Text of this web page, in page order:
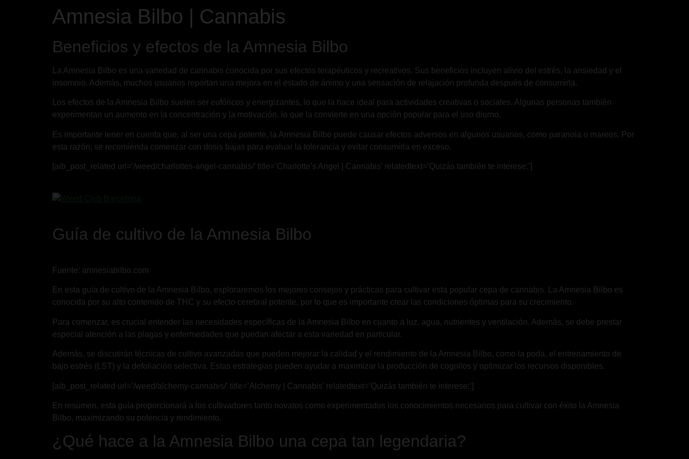
Amnesia Bilbo | Cannabis
Beneficios y efectos de la Amnesia Bilbo
La Amnesia Bilbo es una variedad de cannabis conocida por sus efectos terapéuticos y recreativos. Sus beneficios incluyen alivio del estrés, la ansiedad y el
insomnio. Además, muchos usuarios reportan una mejora en el estado de ánimo y una sensación de relajación profunda después de consumirla.
Los efectos de la Amnesia Bilbo suelen ser eufóricos y energizantes, lo que la hace ideal para actividades creativas o sociales. Algunas personas también
experimentan un aumento en la concentración y la motivación, lo que la convierte en una opción popular para el uso diurno.
Es importante tener en cuenta que, al ser una cepa potente, la Amnesia Bilbo puede causar efectos adversos en algunos usuarios, como paranoia o mareos. Por
esta razón, se recomienda comenzar con dosis bajas para evaluar la tolerancia y evitar consumirla en exceso.
[aib_post_related url=’/weed/charlottes-angel-cannabis/’ title=’Charlotte’s Angel | Cannabis’ relatedtext=’Quizás también te interese:’]
Guía de cultivo de la Amnesia Bilbo
Fuente: amnesiabilbo.com
En esta guía de cultivo de la Amnesia Bilbo, exploraremos los mejores consejos y prácticas para cultivar esta popular cepa de cannabis. La Amnesia Bilbo es
conocida por su alto contenido de THC y su efecto cerebral potente, por lo que es importante crear las condiciones óptimas para su crecimiento.
Para comenzar, es crucial entender las necesidades específicas de la Amnesia Bilbo en cuanto a luz, agua, nutrientes y ventilación. Además, se debe prestar
especial atención a las plagas y enfermedades que puedan afectar a esta variedad en particular.
Además, se discutirán técnicas de cultivo avanzadas que pueden mejorar la calidad y el rendimiento de la Amnesia Bilbo, como la poda, el entrenamiento de
bajo estrés (LST) y la defoliación selectiva. Estas estrategias pueden ayudar a maximizar la producción de cogollos y optimizar los recursos disponibles.
[aib_post_related url=’/weed/alchemy-cannabis/’ title=’Alchemy | Cannabis’ relatedtext=’Quizás también te interese:’]
En resumen, esta guía proporcionará a los cultivadores tanto novatos como experimentados los conocimientos necesarios para cultivar con éxito la Amnesia
Bilbo, maximizando su potencia y rendimiento.
¿Qué hace a la Amnesia Bilbo una cepa tan legendaria?